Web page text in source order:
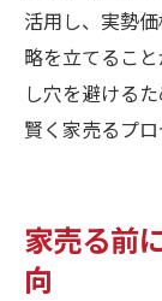
活用し、実勢
略を立てるこ
し穴を避ける
賢く家売るプロ
家売る前
向